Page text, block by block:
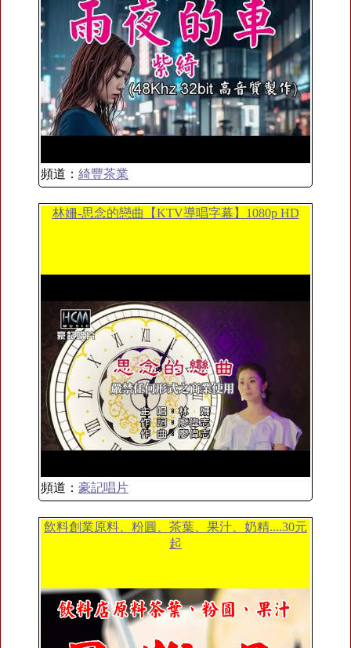
頻道： 綺豐茶業
林姍-思念的戀曲【KTV導唱字幕】1080p HD
頻道： 豪記唱片
飲料創業原料、粉圓、茶葉、果汁、奶精....30元
起